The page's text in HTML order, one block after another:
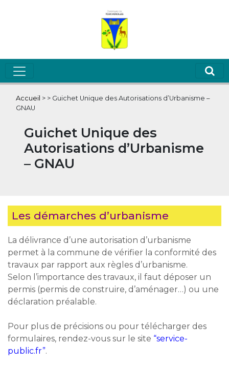
Accueil > > Guichet Unique des Autorisations d’Urbanisme –
GNAU
Guichet Unique des
Autorisations d’Urbanisme
– GNAU
Les démarches d’urbanisme
La délivrance d’une autorisation d’urbanisme
permet à la commune de vérifier la conformité des
travaux par rapport aux règles d’urbanisme.
Selon l’importance des travaux, il faut déposer un
permis (permis de construire, d’aménager…) ou une
déclaration préalable.
Pour plus de précisions ou pour télécharger des
formulaires, rendez-vous sur le site “service-
public.fr”.